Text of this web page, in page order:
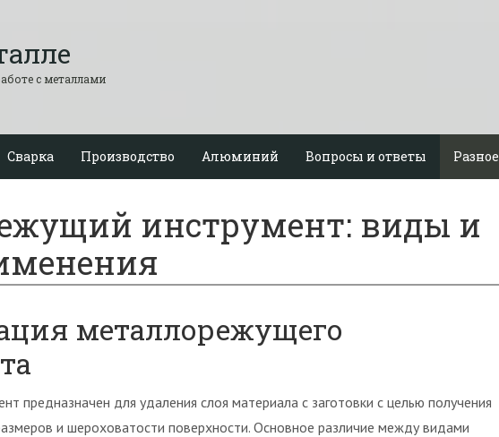
с металлами
Сварка Производство Алюминий Вопросы и ответы Разное
инструмент: виды и
металлорежущего
предназначен для удаления слоя материала с заготовки с целью получения
и шероховатости поверхности. Основное различие между видами